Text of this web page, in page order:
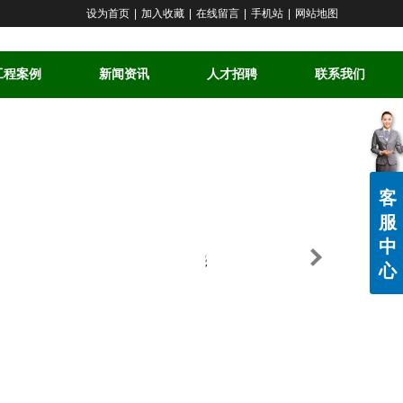
程案例 新闻资讯 人才招聘 联系我们
设为首页 加入收藏 在线留言 手机站 网站地图
客
服
中
心